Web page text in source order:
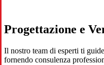
Progettazione e
Il nostro team di esperti ti
fornendo consulenza